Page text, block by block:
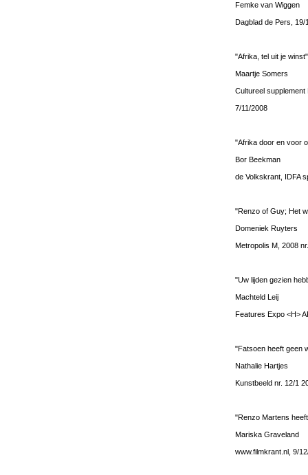
Femke van Wiggen
Dagblad de Pers, 19/
"Afrika, tel uit je winst"
Maartje Somers
Cultureel
7/11/2008
"Afrika door en voor
Bor Beekman
de Volkskrant, IDFA
"Renzo of Guy; Het
Domeniek Ruyters
Metropolis M, 2008
"Uw lijden gezien
Machteld Leij
Features Expo <H>
"Fatsoen heeft geen
Nathalie Hartjes
Kunstbeeld nr. 12/1
"Renzo Martens
Mariska Graveland
www.filmkrant.nl, 9/